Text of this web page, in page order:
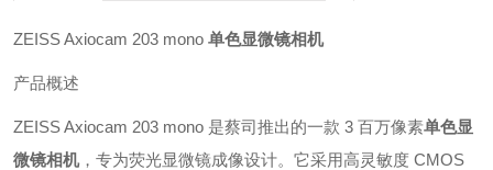
ZEISS Axiocam 203 mono 单色显微镜相机
产品概述
ZEISS Axiocam 203 mono 是蔡司推出的一款 3 百万像素单色显
微镜相机，专为荧光显微镜成像设计。它采用高灵敏度 CMOS